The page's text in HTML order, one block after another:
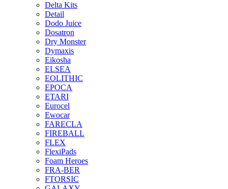
Delta Kits
Detail
Dodo Juice
Dosatron
Dry Monster
Dymaxis
Eikosha
ELSEA
EOLITHIC
EPOCA
ETARI
Eurocel
Ewocar
FARECLA
FIREBALL
FLEX
FlexiPads
Foam Heroes
FRA-BER
FTORSIC